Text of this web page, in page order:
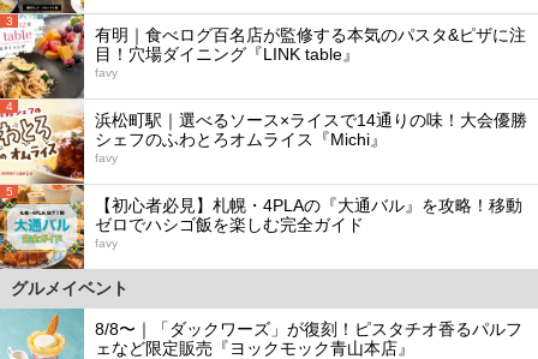
3
有明｜食べログ百名店が監修する本気のパスタ&ピザに注
目！穴場ダイニング『LINK table』
favy
4
浜松町駅｜選べるソース×ライスで14通りの味！大会優勝
シェフのふわとろオムライス『Michi』
favy
5
【初心者必見】札幌・4PLAの『大通バル』を攻略！移動
ゼロでハシゴ飯を楽しむ完全ガイド
favy
グルメイベント
8/8〜｜「ダックワーズ」が復刻！ピスタチオ香るパルフ
ェなど限定販売『ヨックモック青山本店』